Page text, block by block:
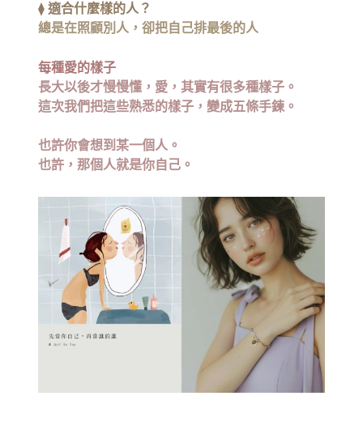
⧫ 適合什麼樣的人？
總是在照顧別人，卻把自己排最後的人
每種愛的樣子
長大以後才慢慢懂， 愛，其實有很多種樣子。
這次我們把這些熟悉的樣子，變成五條手鍊。
也許你會想到某一個人。
也許，那個人就是你自己。